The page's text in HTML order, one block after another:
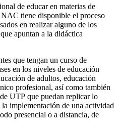
de educar en materias de
tiene disponible el proceso
en realizar alguno de los
apuntan a la didáctica
que tengan un curso de
en los niveles de educación
de adultos, educación
profesional, así como también
UTP que puedan replicar lo
implementación de una actividad
presencial o a distancia, de